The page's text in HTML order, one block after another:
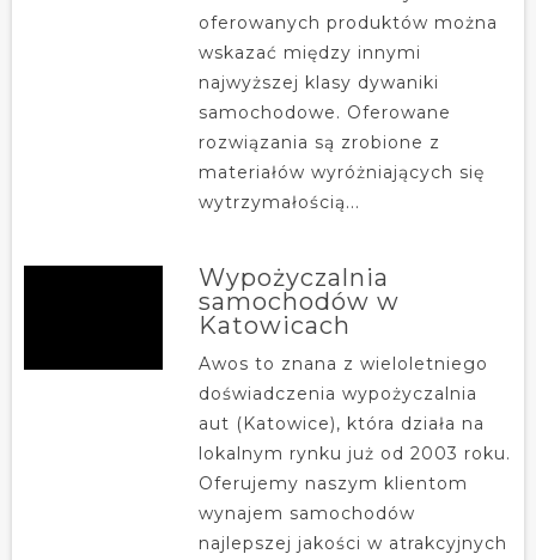
oferowanych produktów można
wskazać między innymi
najwyższej klasy dywaniki
samochodowe. Oferowane
rozwiązania są zrobione z
materiałów wyróżniających się
wytrzymałością...
Wypożyczalnia
samochodów w
Katowicach
Awos to znana z wieloletniego
doświadczenia wypożyczalnia
aut (Katowice), która działa na
lokalnym rynku już od 2003 roku.
Oferujemy naszym klientom
wynajem samochodów
najlepszej jakości w atrakcyjnych